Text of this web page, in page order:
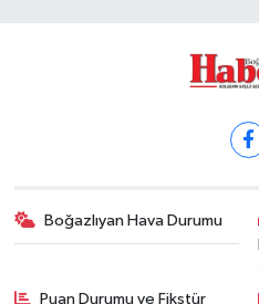
Boğazlıyan Hava Durumu
Puan Durumu ve Fikstür